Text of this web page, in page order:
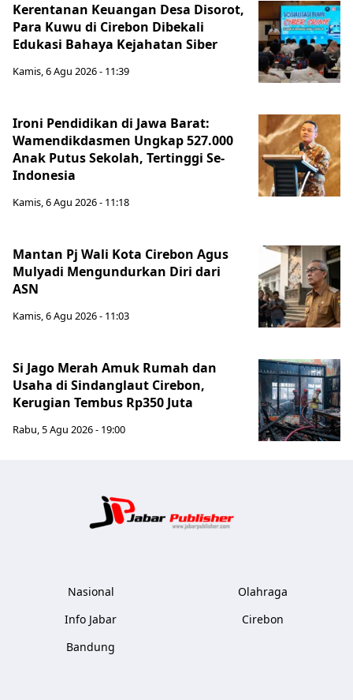
Kerentanan Keuangan Desa Disorot,
Para Kuwu di Cirebon Dibekali
Edukasi Bahaya Kejahatan Siber
Kamis, 6 Agu 2026 - 11:39
Ironi Pendidikan di Jawa Barat:
Wamendikdasmen Ungkap 527.000
Anak Putus Sekolah, Tertinggi Se-
Indonesia
Kamis, 6 Agu 2026 - 11:18
Mantan Pj Wali Kota Cirebon Agus
Mulyadi Mengundurkan Diri dari
ASN
Kamis, 6 Agu 2026 - 11:03
Si Jago Merah Amuk Rumah dan
Usaha di Sindanglaut Cirebon,
Kerugian Tembus Rp350 Juta
Rabu, 5 Agu 2026 - 19:00
Nasional
Info Jabar
Bandung
Olahraga
Cirebon